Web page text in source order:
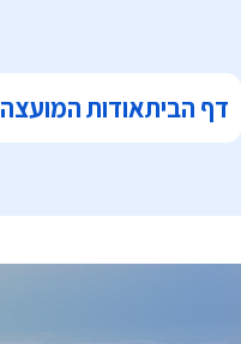
דף הביתאודות המועצה